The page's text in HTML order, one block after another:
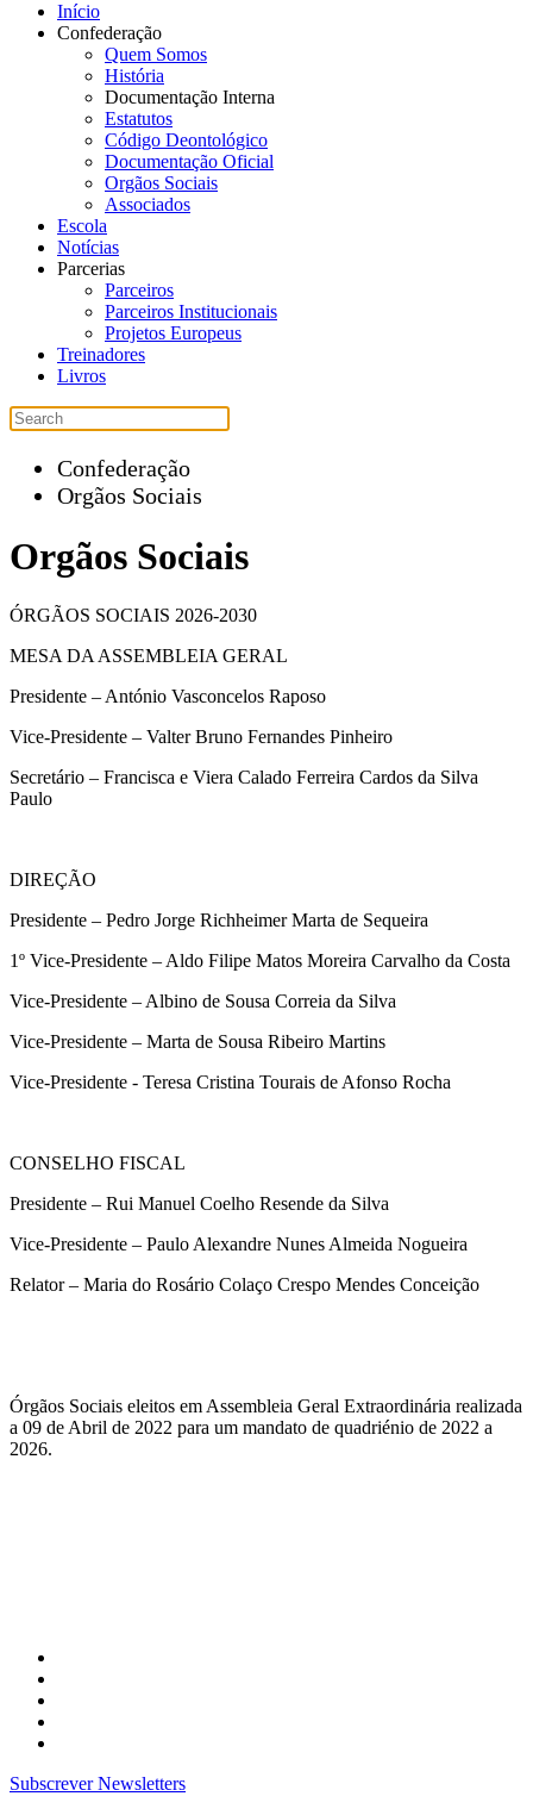
Início
Confederação
Quem Somos
História
Documentação Interna
Estatutos
Código Deontológico
Documentação Oficial
Orgãos Sociais
Associados
Escola
Notícias
Parcerias
Parceiros
Parceiros Institucionais
Projetos Europeus
Treinadores
Livros
Confederação
Orgãos Sociais
Orgãos Sociais
ÓRGÃOS SOCIAIS 2026-2030
MESA DA ASSEMBLEIA GERAL
Presidente – António Vasconcelos Raposo
Vice-Presidente – Valter Bruno Fernandes Pinheiro
Secretário – Francisca e Viera Calado Ferreira Cardos da Silva
Paulo
DIREÇÃO
Presidente – Pedro Jorge Richheimer Marta de Sequeira
1º Vice-Presidente – Aldo Filipe Matos Moreira Carvalho da Costa
Vice-Presidente – Albino de Sousa Correia da Silva
Vice-Presidente – Marta de Sousa Ribeiro Martins
Vice-Presidente - Teresa Cristina Tourais de Afonso Rocha
CONSELHO FISCAL
Presidente – Rui Manuel Coelho Resende da Silva
Vice-Presidente – Paulo Alexandre Nunes Almeida Nogueira
Relator – Maria do Rosário Colaço Crespo Mendes Conceição
Órgãos Sociais eleitos em Assembleia Geral Extraordinária realizada
a 09 de Abril de 2022 para um mandato de quadriénio de 2022 a
2026.
Subscrever Newsletters